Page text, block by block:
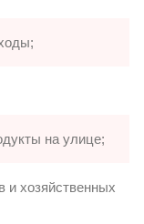
на улице;
и хозяйственных